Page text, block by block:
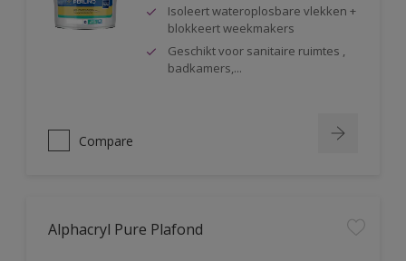
Isoleert wateroplosbare vlekken +
blokkeert weekmakers
Geschikt voor sanitaire ruimtes ,
badkamers,...
Compare
Alphacryl Pure Plafond